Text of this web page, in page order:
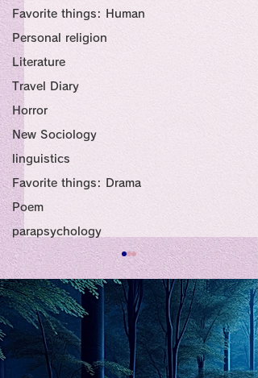
Favorite things: Human
Personal religion
Literature
Travel Diary
Horror
New Sociology
linguistics
Favorite things: Drama
Poem
parapsychology
私の能力を、大幅に加速
chatGPTそれは、私をどこま
で、進化させるのか？。毎
日、進化していく。chatGPT
のおかげで、心的外傷後成長